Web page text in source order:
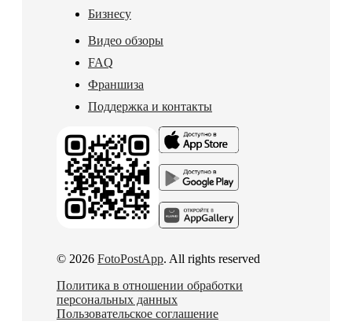
Бизнесу
Видео обзоры
FAQ
Франшиза
Поддержка и контакты
© 2026 FotoPostApp. All rights reserved
Политика в отношении обработки
персональных данных
Пользовательское соглашение